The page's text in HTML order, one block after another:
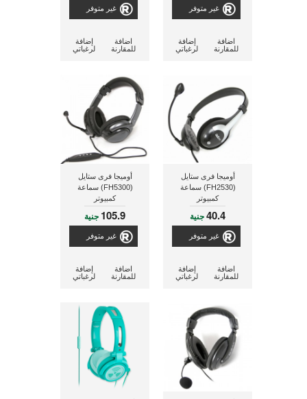
غير متوفر
إضافة
لرغباتي
اضافة
للمقارنة
غير متوفر
إضافة
لرغباتي
اضافة
للمقارنة
أوميجا فرى ستايل
(FH2530) سماعة
كمبيوتر
40.4جنية
غير متوفر
إضافة
لرغباتي
اضافة
للمقارنة
أوميجا فرى ستايل
(FH5300) سماعة
كمبيوتر
105.9 جنية
غير متوفر
إضافة
لرغباتي
اضافة
للمقارنة